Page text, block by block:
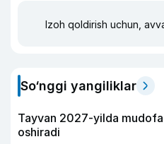
Izoh qoldirish uchun,
So‘nggi yangiliklar
Tayvan 2027-yilda
oshiradi